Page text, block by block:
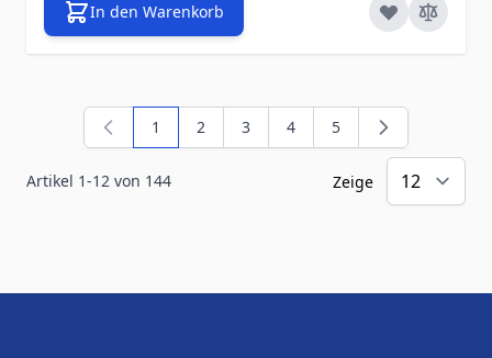
In den Warenkorb
Artikel 1-12 von 144
Sie lesen gerade die Seite
1 Seite
2 Seite
3 Seite
4 Seite
5
Zeige